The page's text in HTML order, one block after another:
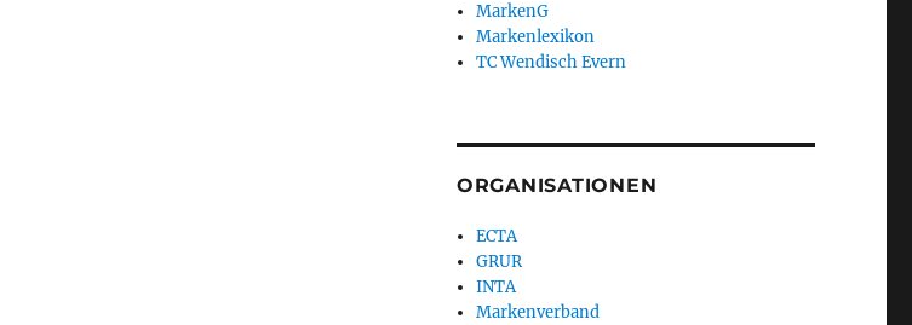
MarkenG
Markenlexikon
TC Wendisch Evern
ORGANISATIONEN
ECTA
GRUR
INTA
Markenverband